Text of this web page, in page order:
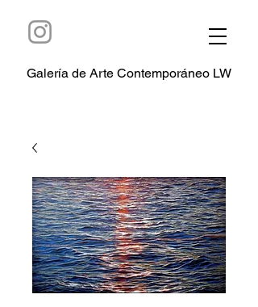
Galería de Arte Contemporáneo LW